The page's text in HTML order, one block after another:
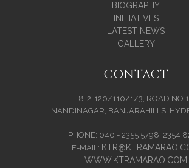
BIOGRAPHY
INITIATIVES
LATEST NEWS
GALLERY
CONTACT
8-2-120/110/1/3, ROAD
NANDINAGAR, BANJARAHILLS,
PHONE: 040 - 2355 5798, 2354
E-MAIL:
WWW.KTRAMARAO.COM